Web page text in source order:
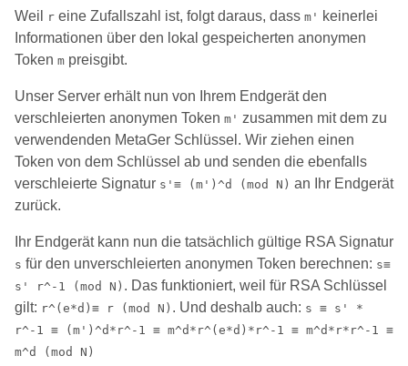
Weil r eine Zufallszahl ist, folgt daraus, dass m' keinerlei
Informationen über den lokal gespeicherten anonymen
Token m preisgibt.
Unser Server erhält nun von Ihrem Endgerät den
verschleierten anonymen Token m' zusammen mit dem zu
verwendenden MetaGer Schlüssel. Wir ziehen einen
Token von dem Schlüssel ab und senden die ebenfalls
verschleierte Signatur s'≡ (m')^d (mod N) an Ihr Endgerät
zurück.
Ihr Endgerät kann nun die tatsächlich gültige RSA Signatur
s für den unverschleierten anonymen Token berechnen: s≡
s' r^-1 (mod N) . Das funktioniert, weil für RSA Schlüssel
gilt: r^(e*d)≡ r (mod N) . Und deshalb auch: s ≡ s' *
r^-1 ≡ (m')^d*r^-1 ≡ m^d*r^(e*d)*r^-1 ≡ m^d*r*r^-1 ≡
m^d (mod N)